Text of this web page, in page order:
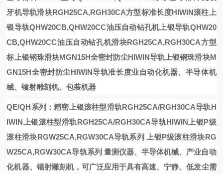
牙机导轨滑块RGH25CA,RGH30CA方型标准长度HIWIN滚柱 上
银导轨QHW20CB,QHW20CC油压自动钻孔机上银导轨QHW20
CB,QHW20CC油压自动钻孔机滑块RGH25CA,RGH30CA方型
标 上银钢珠滑块MGN15H全密封防尘HIWIN导轨 上银钢珠滑块M
GN15H全密封防尘HIWIN导轨准长度业自动化机器、半导体机
械、镭射雕刻机、包装机器
QE/QH系列：精密上银滚柱型滑轨RGH25CA/RGH30CA导轨H
IWIN 上银滚柱型滑轨RGH25CA/RGH30CA导轨HIWIN 上银P级
滚柱滑块RGW25CA,RGW30CA导轨系列
上银P级滚柱滑块RG
W25CA,RGW30CA导轨系列 量测仪器、半导体机械、产业自动
化机器、镭射雕刻机，可广泛应用于具有高速、宁静、低发尘需